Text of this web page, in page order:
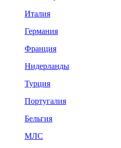
Италия
Германия
Франция
Нидерланды
Турция
Португалия
Бельгия
МЛС